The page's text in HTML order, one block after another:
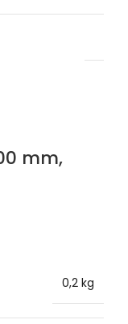
mm,
0,2 kg